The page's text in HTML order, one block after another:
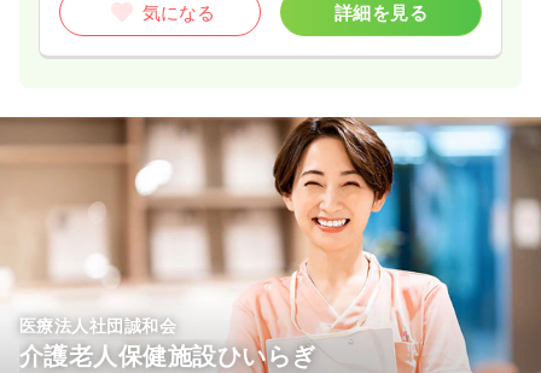
気になる 詳細を見る
医療法人社団誠和会
介護老人保健施設ひいらぎ